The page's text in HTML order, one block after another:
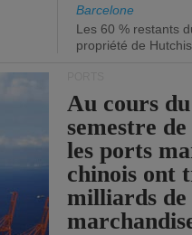
Barcelone
Les 60 % restants
propriété de
Au cours
semestre
les ports
chinois ont
milliards de